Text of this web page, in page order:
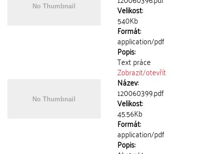
Velikost:
540Kb
Formát:
application/pdf
Popis:
Text práce
Zobrazit/otevřít
Název:
120060399.pdf
Velikost:
45.56Kb
Formát:
application/pdf
Popis: